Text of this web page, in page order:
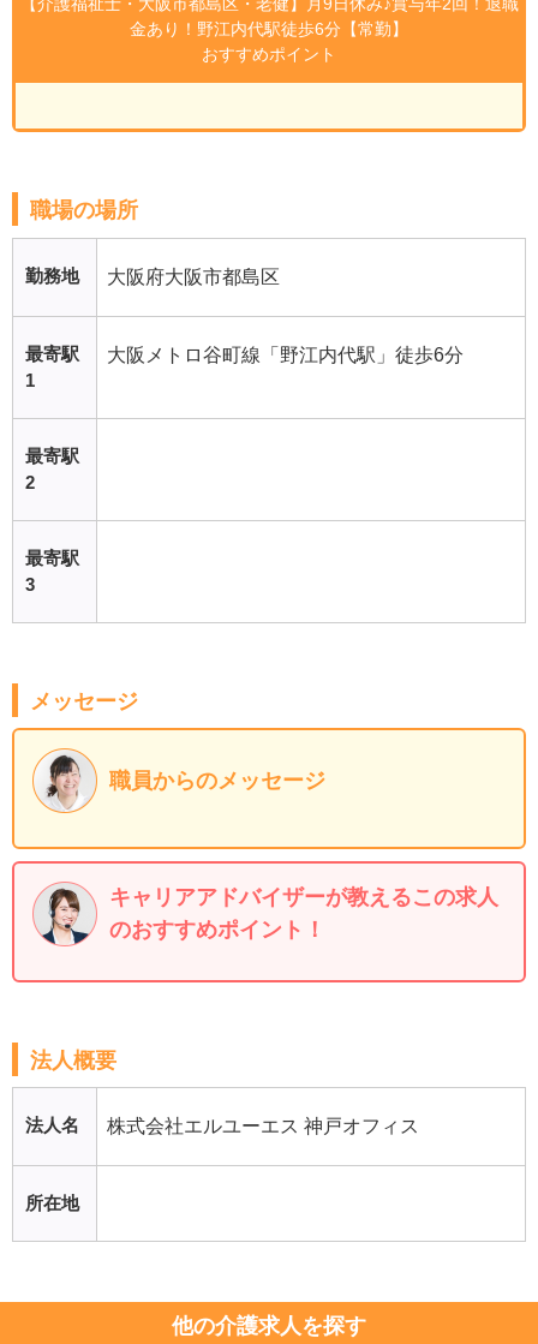
【介護福祉士・大阪市都島区・老健】月9日休み♪賞与年2回！退職
金あり！野江内代駅徒歩6分【常勤】
おすすめポイント
職場の場所
勤務地 大阪府大阪市都島区
最寄駅
1
大阪メトロ谷町線「野江内代駅」徒歩6分
最寄駅
2
最寄駅
3
メッセージ
職員からのメッセージ
キャリアアドバイザーが教えるこの求人
のおすすめポイント！
法人概要
法人名 株式会社エルユーエス 神戸オフィス
所在地
他の介護求人を探す